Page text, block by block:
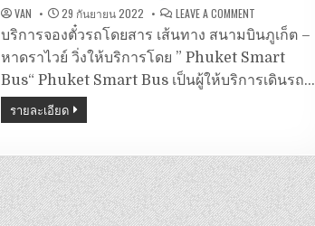
VAN 29 กันยายน 2022 LEAVE A COMMENT
โดยสาร
สนาม
บิน
ภูเก็ต
–
หาด
บริการจองตั๋วรถโดยสาร เส้นทาง สนามบินภูเก็ต –
หาดราไวย์ วิ่งให้บริการโดย ” Phuket Smart
Bus“ Phuket Smart Bus เป็นผู้ให้บริการเดินรถ…
รายละเอียด